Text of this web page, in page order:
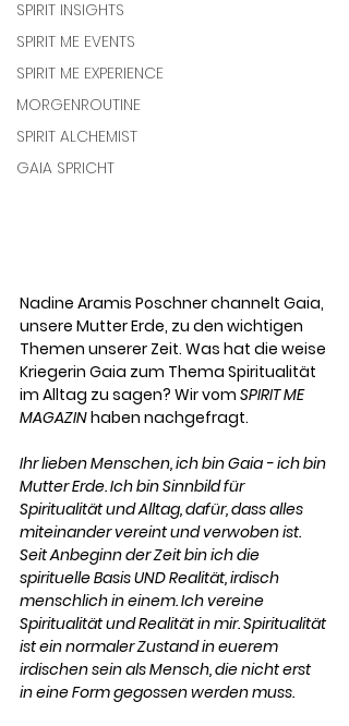
SPIRIT INSIGHTS
SPIRIT ME EVENTS
SPIRIT ME EXPERIENCE
MORGENROUTINE
SPIRIT ALCHEMIST
GAIA SPRICHT
Nadine Aramis Poschner channelt Gaia,
unsere Mutter Erde, zu den wichtigen
Themen unserer Zeit. Was hat die weise
Kriegerin Gaia zum Thema Spiritualität
im Alltag zu sagen? Wir vom SPIRIT ME
MAGAZIN haben nachgefragt.
Ihr lieben Menschen, ich bin Gaia - ich bin
Mutter Erde. Ich bin Sinnbild für
Spiritualität und Alltag, dafür, dass alles
miteinander vereint und verwoben ist.
Seit Anbeginn der Zeit bin ich die
spirituelle Basis UND Realität, irdisch
menschlich in einem. Ich vereine
Spiritualität und Realität in mir. Spiritualität
ist ein normaler Zustand in euerem
irdischen sein als Mensch, die nicht erst
in eine Form gegossen werden muss.